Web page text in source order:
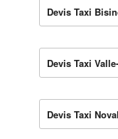
Devis Taxi
Devis Taxi
Devis Taxi